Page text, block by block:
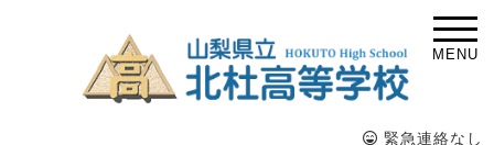
MENU
緊急連絡なし